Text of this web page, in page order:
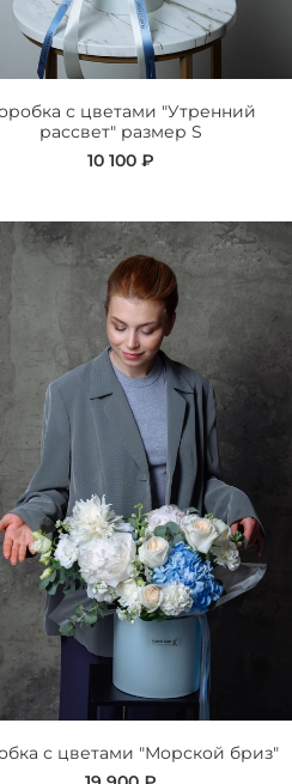
с цветами "Утренний
рассвет" размер S
10 100 ₽
с цветами "Морской бриз"